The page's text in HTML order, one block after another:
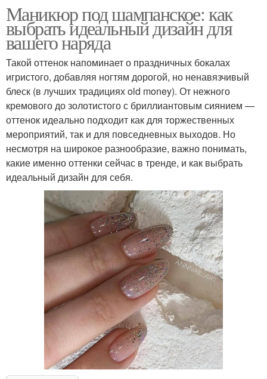
Маникюр под шампанское: как
выбрать идеальный дизайн для
вашего наряда
Такой оттенок напоминает о праздничных бокалах
игристого, добавляя ногтям дорогой, но ненавязчивый
блеск (в лучших традициях old money). От нежного
кремового до золотистого с бриллиантовым сиянием —
оттенок идеально подходит как для торжественных
мероприятий, так и для повседневных выходов. Но
несмотря на широкое разнообразие, важно понимать,
какие именно оттенки сейчас в тренде, и как выбрать
идеальный дизайн для себя.